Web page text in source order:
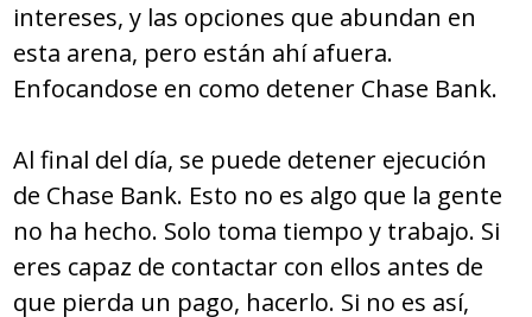
intereses, y las opciones que abundan en
esta arena, pero están ahí afuera.
Enfocandose en como detener Chase Bank.
Al final del día, se puede detener ejecución
de Chase Bank. Esto no es algo que la gente
no ha hecho. Solo toma tiempo y trabajo. Si
eres capaz de contactar con ellos antes de
que pierda un pago, hacerlo. Si no es así,